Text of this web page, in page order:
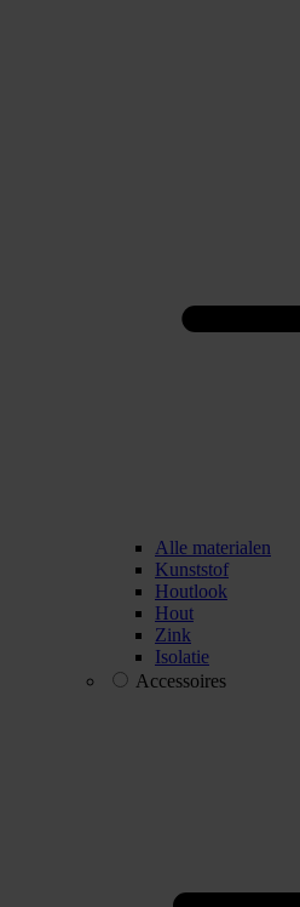
Alle materialen
Kunststof
Houtlook
Hout
Zink
Isolatie
Accessoires